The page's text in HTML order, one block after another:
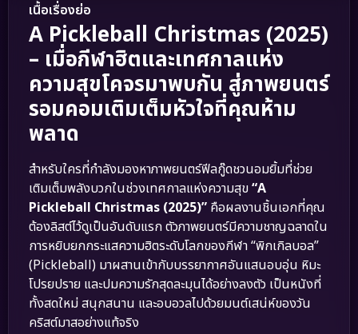
เนื้อเรื่องย่อ
A Pickleball Christmas (2025)
– เมื่อกีฬาฮิตและเทศกาลแห่ง
ความสุขโคจรมาพบกัน สู่ภาพยนตร์
รอมคอมเติมเต็มหัวใจที่คุณห้าม
พลาด
สำหรับใครที่กำลังมองหาภาพยนตร์ฟีลกู๊ดชวนอมยิ้มที่ช่วย
เติมเต็มพลังบวกในช่วงเทศกาลแห่งความสุข“A
Pickleball Christmas (2025)” คือผลงานชิ้นเอกที่คุณ
ต้องลิสต์ไว้ดูเป็นอันดับแรก ตัวภาพยนตร์มีความชาญฉลาดใน
การหยิบยกกระแสความฮิตระดับโลกของกีฬา “พิกเกิลบอล”
(Pickleball) มาผสานเข้ากับบรรยากาศอันแสนอบอุ่น หิมะ
โปรยปราย และปมความรักสุดละมุนได้อย่างลงตัว เป็นหนังที่
ทั้งสดใหม่ สนุกสนาน และอบอวลไปด้วยมนต์เสน่ห์ของวัน
คริสต์มาสอย่างแท้จริง